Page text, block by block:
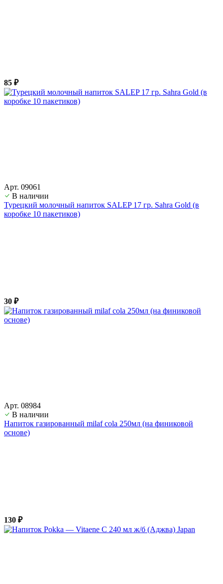
85 ₽
Арт. 09061
В наличии
Турецкий молочный напиток SALEP 17 гр. Sahra Gold (в
коробке 10 пакетиков)
30 ₽
Арт. 08984
В наличии
Напиток газированный milaf cola 250мл (на финиковой
основе)
130 ₽